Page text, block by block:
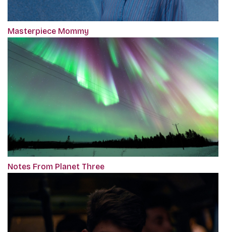
Masterpiece Mommy
Notes From Planet Three